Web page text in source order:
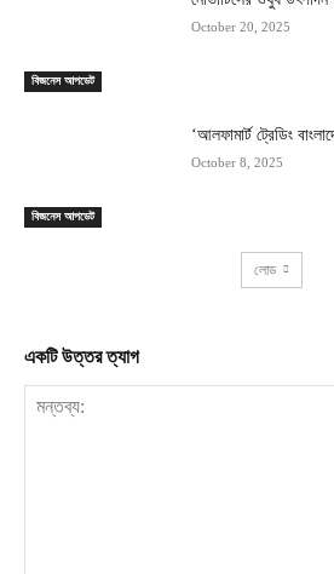
বিজনেস আপডেট
October 20, 2025
বিজনেস আপডেট
‘আলফামার্ট ট্রেডিং
October 8, 2025
লোড
একটি উত্তর ত্যাগ